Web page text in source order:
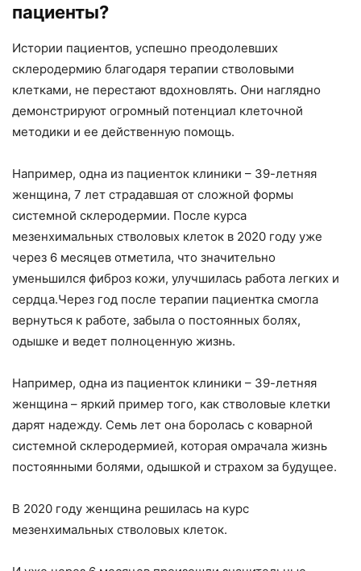
пациенты?
Истории пациентов, успешно преодолевших
склеродермию благодаря терапии стволовыми
клетками, не перестают вдохновлять. Они наглядно
демонстрируют огромный потенциал клеточной
методики и ее действенную помощь.
Например, одна из пациенток клиники – 39-летняя
женщина, 7 лет страдавшая от сложной формы
системной склеродермии. После курса
мезенхимальных стволовых клеток в 2020 году уже
через 6 месяцев отметила, что значительно
уменьшился фиброз кожи, улучшилась работа легких и
сердца.Через год после терапии пациентка смогла
вернуться к работе, забыла о постоянных болях,
одышке и ведет полноценную жизнь.
Например, одна из пациенток клиники – 39-летняя
женщина – яркий пример того, как стволовые клетки
дарят надежду. Семь лет она боролась с коварной
системной склеродермией, которая омрачала жизнь
постоянными болями, одышкой и страхом за будущее.
В 2020 году женщина решилась на курс
мезенхимальных стволовых клеток.